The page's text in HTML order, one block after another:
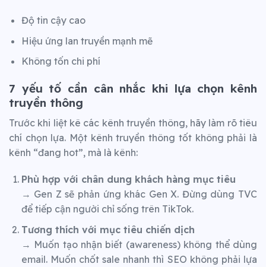
Độ tin cậy cao
Hiệu ứng lan truyền mạnh mẽ
Không tốn chi phí
7 yếu tố cần cân nhắc khi lựa chọn kênh
truyền thông
Trước khi liệt kê các kênh truyền thông, hãy làm rõ tiêu
chí chọn lựa. Một kênh truyền thông tốt không phải là
kênh “đang hot”, mà là kênh:
Phù hợp với chân dung khách hàng mục tiêu
→ Gen Z sẽ phản ứng khác Gen X. Đừng dùng TVC
để tiếp cận người chỉ sống trên TikTok.
Tương thích với mục tiêu chiến dịch
→ Muốn tạo nhận biết (awareness) không thể dùng
email. Muốn chốt sale nhanh thì SEO không phải lựa